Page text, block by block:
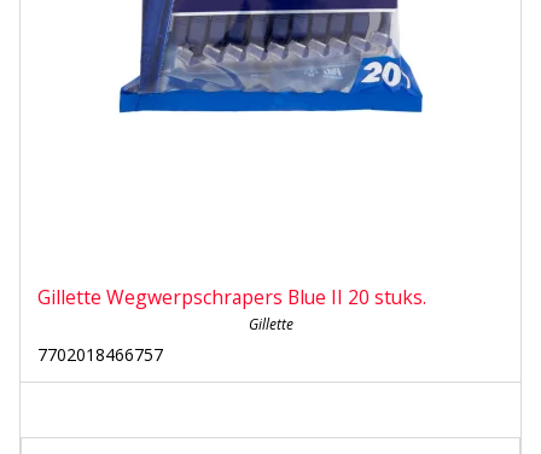
Gillette Wegwerpschrapers Blue II 20 stuks.
Gillette
7702018466757